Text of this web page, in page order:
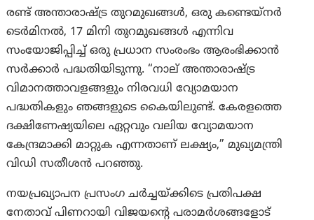
രണ്ട് അന്താരാഷ്ട്ര തുറമുഖങ്ങൾ, ഒരു കണ്ടെയ്‌നർ
ടെർമിനൽ, 17 മിനി തുറമുഖങ്ങൾ എന്നിവ
സംയോജിപ്പിച്ച് ഒരു പ്രധാന സംരംഭം ആരംഭിക്കാൻ
സർക്കാർ പദ്ധതിയിടുന്നു. “നാല് അന്താരാഷ്ട്ര
വിമാനത്താവളങ്ങളും നിരവധി വ്യോമയാന
പദ്ധതികളും ഞങ്ങളുടെ കൈയിലുണ്ട്. കേരളത്തെ
ദക്ഷിണേഷ്യയിലെ ഏറ്റവും വലിയ വ്യോമയാന
കേന്ദ്രമാക്കി മാറ്റുക എന്നതാണ് ലക്ഷ്യം,” മുഖ്യമന്ത്രി
വിഡി സതീശൻ പറഞ്ഞു.
നയപ്രഖ്യാപന പ്രസംഗ ചർച്ചയ്ക്കിടെ പ്രതിപക്ഷ
നേതാവ് പിണറായി വിജയന്റെ പരാമർശങ്ങളോട്